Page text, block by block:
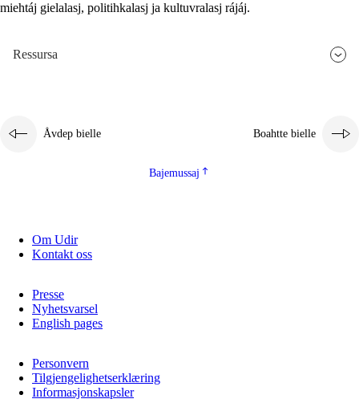
miehtáj gielalasj, politihkalasj ja kultuvralasj rájáj.
Ressursa
Åvdep bielle Boahtte bielle
Bajemussaj
Om Udir
Kontakt oss
Presse
Nyhetsvarsel
English pages
Personvern
Tilgjengelighetserklæring
Informasjonskapsler